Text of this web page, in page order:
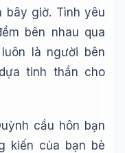
bây giờ. Tình yêu
bên nhau qua
là người bên
tinh thần cho
cầu hôn bạn
kiến của bạn bè